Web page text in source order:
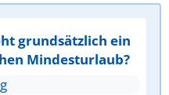
grundsätzlich ein
Mindesturlaub?